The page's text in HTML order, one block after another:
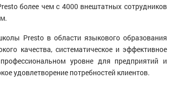
более чем с 4000 внештатных сотрудников
Presto в области языкового образования
качества, систематическое и эффективное
уровне для предприятий и
удовлетворение потребностей клиентов.